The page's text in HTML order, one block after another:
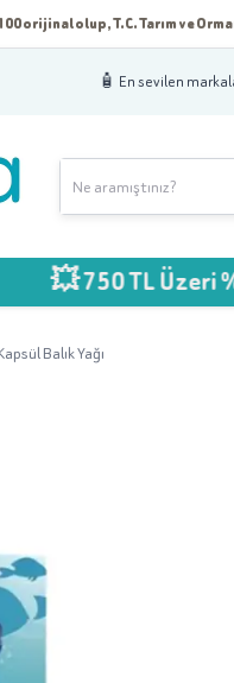
orijinal olup, T.C. Tarım ve
🧴 En sevilen
TL Üzeri %50
Balık Yağı